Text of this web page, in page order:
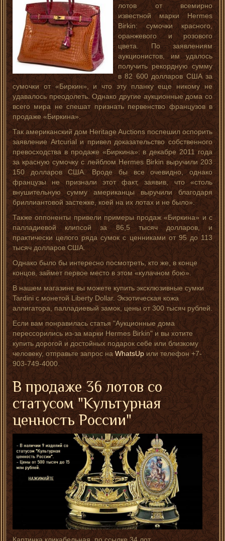
лотов от всемирно
известной марки Hermes
Birkin: сумочки красного,
оранжевого и розового
цвета. По заявлениям
аукционистов, им удалось
получить рекордную сумму
в 82 600 долларов США за
сумочки от «Биркин», и что эту планку еще никому не
удавалось преодолеть. Однако другие аукционные дома со
всего мира не спешат признать первенство французов в
продаже «Биркина».
Так американский дом Heritage Auctions поспешил оспорить
заявление Artcurial и привел доказательство собственного
превосходства в продаже «Биркина»: в декабре 2011 года
за красную сумочку с лейблом Hermes Birkin выручили 203
150 долларов США. Вроде бы все очевидно, однако
французы не признали этот факт, заявив, что «столь
внушительную сумму американцы выручили благодаря
бриллиантовой застежке, коей на их лотах и не было».
Также оппоненты привели примеры продаж «Биркина» и с
палладиевой клипсой за 86,5 тысяч долларов, и
практически целого ряда сумок с ценниками от 95 до 113
тысяч долларов США.
Однако было бы интересно посмотреть, кто же, в конце
концов, займет первое место в этом «кулачном бою».
В нашем магазине вы можете купить эксклюзивные сумки
Tardini с монетой Liberty Dollar. Экзотическая кожа
аллигатора, палладиевый замок, цены от 300 тысяч рублей.
Если вам понравилась статья "Аукционные дома
перессорились из-за марки Hermes Birkin" и вы хотите
купить дорогой и достойных подарок себе или близкому
человеку, отправьте запрос наWhatsUpили телефон +7-
903-749-4000.
В продаже 36 лотов со
статусом "Культурная
ценность России"